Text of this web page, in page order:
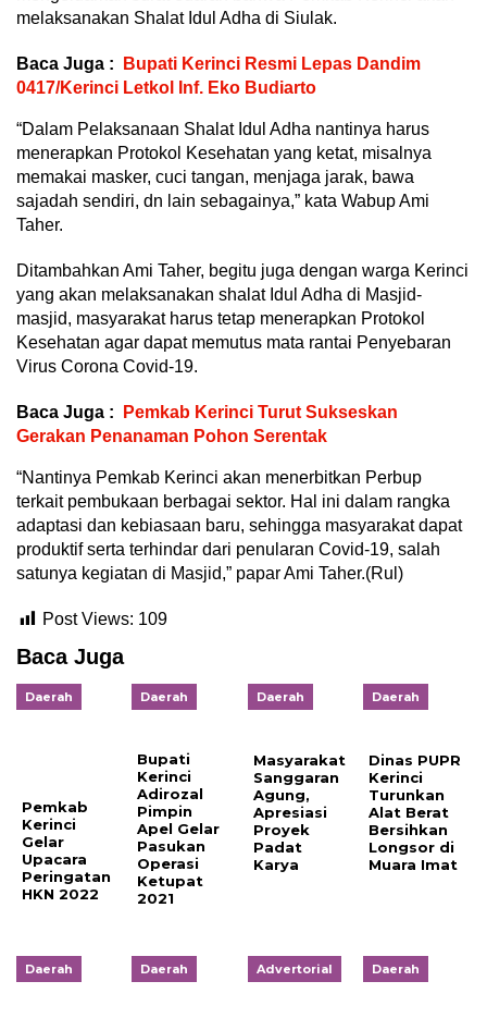
melaksanakan Shalat Idul Adha di Siulak.
Baca Juga :
Bupati Kerinci Resmi Lepas Dandim
0417/Kerinci Letkol Inf. Eko Budiarto
“Dalam Pelaksanaan Shalat Idul Adha nantinya harus
menerapkan Protokol Kesehatan yang ketat, misalnya
memakai masker, cuci tangan, menjaga jarak, bawa
sajadah sendiri, dn lain sebagainya,” kata Wabup Ami
Taher.
Ditambahkan Ami Taher, begitu juga dengan warga Kerinci
yang akan melaksanakan shalat Idul Adha di Masjid-
masjid, masyarakat harus tetap menerapkan Protokol
Kesehatan agar dapat memutus mata rantai Penyebaran
Virus Corona Covid-19.
Baca Juga :
Pemkab Kerinci Turut Sukseskan
Gerakan Penanaman Pohon Serentak
“Nantinya Pemkab Kerinci akan menerbitkan Perbup
terkait pembukaan berbagai sektor. Hal ini dalam rangka
adaptasi dan kebiasaan baru, sehingga masyarakat dapat
produktif serta terhindar dari penularan Covid-19, salah
satunya kegiatan di Masjid,” papar Ami Taher.(Rul)
Post Views: 109
Baca Juga
Daerah
Pemkab
Kerinci
Gelar
Upacara
Peringatan
HKN 2022
Daerah
Bupati
Kerinci
Adirozal
Pimpin
Apel Gelar
Pasukan
Operasi
Ketupat
2021
Daerah
Masyarakat
Sanggaran
Agung,
Apresiasi
Proyek
Padat
Karya
Daerah
Dinas PUPR
Kerinci
Turunkan
Alat Berat
Bersihkan
Longsor di
Muara Imat
Daerah Daerah Advertorial Daerah